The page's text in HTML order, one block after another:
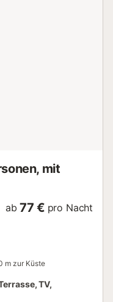
mit
ab 77 € pro Nacht
m zur Küste
TV,